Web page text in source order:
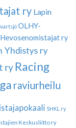
ry Lapin
OLHY-
ry
Yhdistys ry
ry Racing
raviurheilu
SHKL ry
Keskusliitto ry